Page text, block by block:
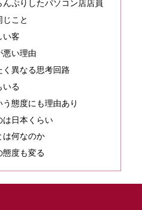
ぷりしたパソコン店店員
こと
い客
悪い理由
異なる思考回路
いる
態度にも理由あり
は日本くらい
は何なのか
態度も変る